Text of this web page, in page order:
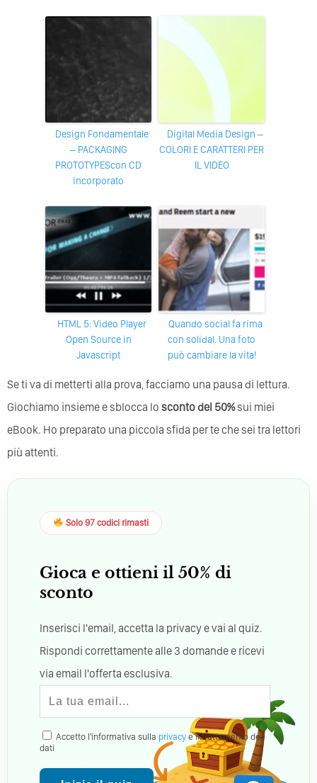
Design Fondamentale
– PACKAGING
PROTOTYPEScon CD
incorporato
Digital Media Design –
COLORI E CARATTERI PER
IL VIDEO
HTML 5: Video Player
Open Source in
Javascript
Quando social fa rima
con solidal. Una foto
può cambiare la vita!
Se ti va di metterti alla prova, facciamo una pausa di lettura.
Giochiamo insieme e sblocca lo sconto del 50%sui miei
eBook. Ho preparato una piccola sfida per te che sei tra lettori
più attenti.
Solo 97 codici rimasti
Gioca e ottieni il 50% di
sconto
Inserisci l'email, accetta la privacy e vai al quiz.
Rispondi correttamente alle 3 domande e ricevi
via email l'offerta esclusiva.
Accetto l'informativa sulla privacy e il trattamento dei
dati